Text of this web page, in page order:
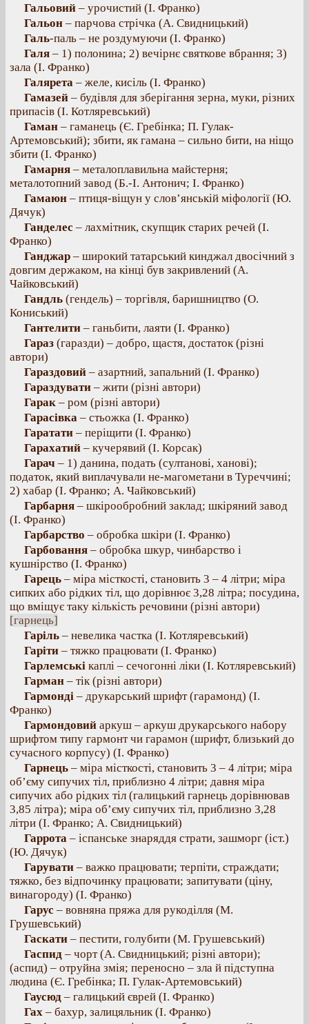
Гальовий – урочистий (І. Франко)
Гальон – парчова стрічка (А. Свидницький)
Галь-паль – не роздумуючи (І. Франко)
Галя – 1) полонина; 2) вечірнє святкове вбрання; 3)
зала (І. Франко)
Галярета – желе, кисіль (І. Франко)
Гамазей – будівля для зберігання зерна, муки, різних
припасів (І. Котляревський)
Гаман – гаманець (Є. Гребінка; П. Гулак-
Артемовський); збити, як гамана – сильно бити, на ніщо
збити (І. Франко)
Гамарня – металоплавильна майстерня;
металотопний завод (Б.-І. Антонич; І. Франко)
Гамаюн – птиця-віщун у слов’янській міфології (Ю.
Дячук)
Ганделес – лахмітник, скупщик старих речей (І.
Франко)
Ганджар – широкий татарський кинджал двосічний з
довгим держаком, на кінці був закривлений (А.
Чайковський)
Гандль (гендель) – торгівля, баришництво (О.
Кониський)
Гантелити – ганьбити, лаяти (І. Франко)
Гараз (гаразди) – добро, щастя, достаток (різні
автори)
Гараздовий – азартний, запальний (І. Франко)
Гараздувати – жити (різні автори)
Гарак – ром (різні автори)
Гарасівка – стьожка (І. Франко)
Гаратати – періщити (І. Франко)
Гарахатий – кучерявий (І. Корсак)
Гарач – 1) данина, подать (султанові, ханові);
податок, який виплачували не-магометани в Туреччині;
2) хабар (І. Франко; А. Чайковський)
Гарбарня – шкірообробний заклад; шкіряний завод
(І. Франко)
Гарбарство – обробка шкіри (І. Франко)
Гарбовання – обробка шкур, чинбарство і
кушнірство (І. Франко)
Гарець – міра місткості, становить 3 – 4 літри; міра
сипких або рідких тіл, що дорівнює 3,28 літра; посудина,
що вміщує таку кількість речовини (різні автори)
[гарнець]
Гаріль – невелика частка (І. Котляревський)
Гаріти – тяжко працювати (І. Франко)
Гарлемські каплі – сечогонні ліки (І. Котляревський)
Гарман – тік (різні автори)
Гармонді – друкарський шрифт (гарамонд) (І.
Франко)
Гармондовий аркуш – аркуш друкарського набору
шрифтом типу гармонт чи гарамон (шрифт, близький до
сучасного корпусу) (І. Франко)
Гарнець – міра місткості, становить 3 – 4 літри; міра
об’єму сипучих тіл, приблизно 4 літри; давня міра
сипучих або рідких тіл (галицький гарнець дорівнював
3,85 літра); міра об’єму сипучих тіл, приблизно 3,28
літри (І. Франко; А. Свидницький)
Гаррота – іспанське знаряддя страти, зашморг (іст.)
(Ю. Дячук)
Гарувати – важко працювати; терпіти, страждати;
тяжко, без відпочинку працювати; запитувати (ціну,
винагороду) (І. Франко)
Гарус – вовняна пряжа для рукоділля (М.
Грушевський)
Гаскати – пестити, голубити (М. Грушевський)
Гаспид – чорт (А. Свидницький; різні автори);
(аспид) – отруйна змія; переносно – зла й підступна
людина (Є. Гребінка; П. Гулак-Артемовський)
Гаусюд – галицький єврей (І. Франко)
Гах – бахур, залицяльник (І. Франко)